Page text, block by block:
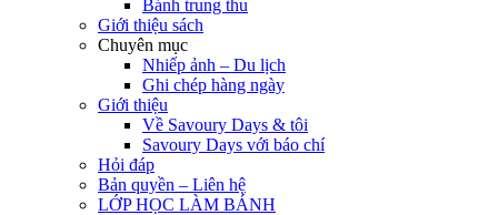
Bánh trung thu
Giới thiệu sách
Chuyên mục
Nhiếp ảnh – Du lịch
Ghi chép hàng ngày
Giới thiệu
Về Savoury Days & tôi
Savoury Days với báo chí
Hỏi đáp
Bản quyền – Liên hệ
LỚP HỌC LÀM BÁNH